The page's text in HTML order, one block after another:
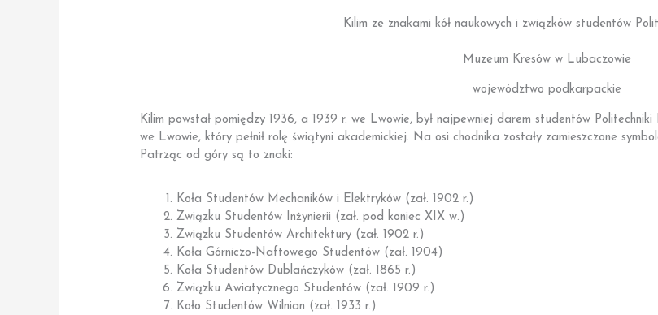
Kilim ze znakami kół naukowych i związków studentów
Muzeum Kresów w Lubaczowie
województwo podkarpackie
Kilim powstał pomiędzy 1936, a 1939 r. we Lwowie, był najpewniej darem studentów
we Lwowie, który pełnił rolę świątyni akademickiej. Na osi chodnika zostały zamieszczone
Patrząc od góry są to znaki:
Koła Studentów Mechaników i Elektryków (zał. 1902 r.)
Związku Studentów Inżynierii (zał. pod koniec XIX w.)
Związku Studentów Architektury (zał. 1902 r.)
Koła Górniczo-Naftowego Studentów (zał. 1904)
Koła Studentów Dublańczyków (zał. 1865 r.)
Związku Awiatycznego Studentów (zał. 1909 r.)
Koło Studentów Wilnian (zał. 1933 r.)